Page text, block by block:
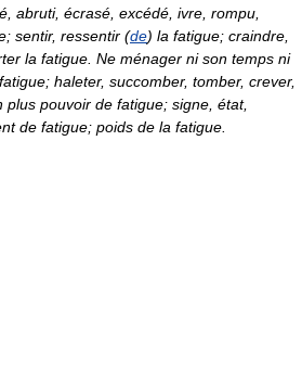
abruti, écrasé, excédé, ivre, rompu,
sentir, ressentir (de) la fatigue; craindre,
la fatigue. Ne ménager ni son temps ni
haleter, succomber, tomber, crever,
plus pouvoir de fatigue; signe, état,
de fatigue; poids de la fatigue.